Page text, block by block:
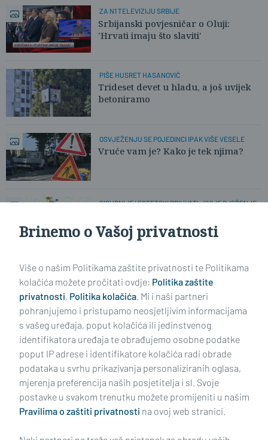
ZA N1 TELEVIZIJU SRBIJE
Srbijanski povjesničar o Oluji:
'Hrvati imaju što slaviti'
PIŠE HUSRET HASANOVIĆ
Trideset devet u hladu, a još uvijek
betoniramo
OSVJEŽENJU SE POJEDINCI IPAK VIŠE VESELE
Vruće vam je? Kako je tek njima?
SIGURNIJE I ESTETSKI PRIHVATLJIVIJE RJEŠENJE
centar Gornje Vrbe
PROMETNA NESREĆA KOD MAGIĆ MALE
Traktor pregazio 69-godišnjaka
Impressum Uvjeti korištenja Politika privatnosti
Politika kolačića Kontakt Pritužbe Suradnici
Brinemo o Vašoj privatnosti
Više o našim Politikama zaštite privatnosti te Politikama
kolačića možete pročitati ovdje: Politika zaštite
privatnosti, Politika kolačića. Mi i naši partneri
pohranjujemo i pristupamo neosjetljivim informacijama
s vašeg uređaja, poput kolačića ili jedinstvenog
identifikatora uređaja te obrađujemo osobne podatke
poput IP adrese i identifikatore kolačića radi obrade
podataka u svrhu prikazivanja personaliziranih oglasa,
mjerenja preferencija naših posjetitelja i sl. Svoje
postavke u svakom trenutku možete promijeniti u našim
Pravilima o zaštiti privatnosti na ovoj web stranici.